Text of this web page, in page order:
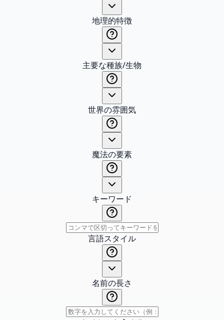
地理的特徴
主要な種族/生物
世界の雰囲気
魔法の要素
キーワード
言語スタイル
名前の長さ